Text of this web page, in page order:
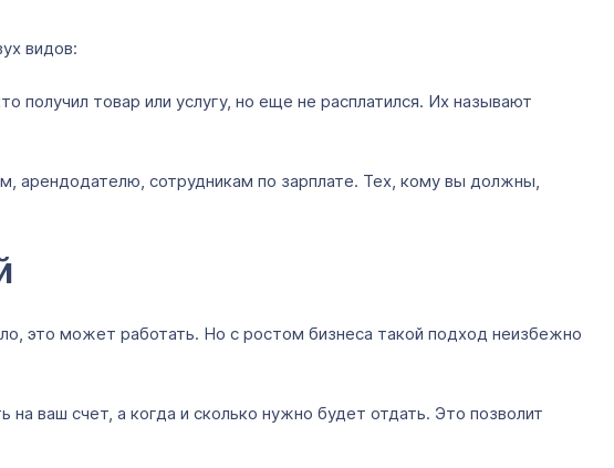
видов:
товар или услугу, но еще не расплатился. Их называют
арендодателю, сотрудникам по зарплате. Тех, кому вы должны,
это может работать. Но с ростом бизнеса такой подход неизбежно
ваш счет, а когда и сколько нужно будет отдать. Это позволит